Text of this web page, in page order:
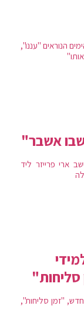
הנוראים "עננו",
אשבר"
ארי פרייזר ליד
סליחות"
"זמן סליחות",